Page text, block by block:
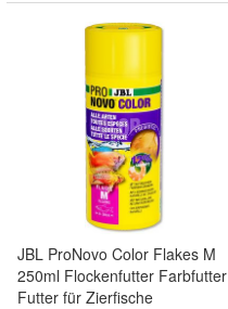
JBL ProNovo Color Flakes M
250ml Flockenfutter Farbfutter
Futter für Zierfische